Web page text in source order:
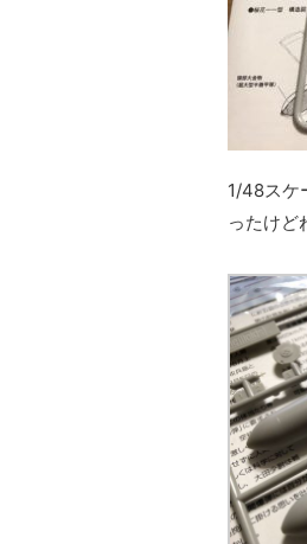
1/48スケ
ったけど